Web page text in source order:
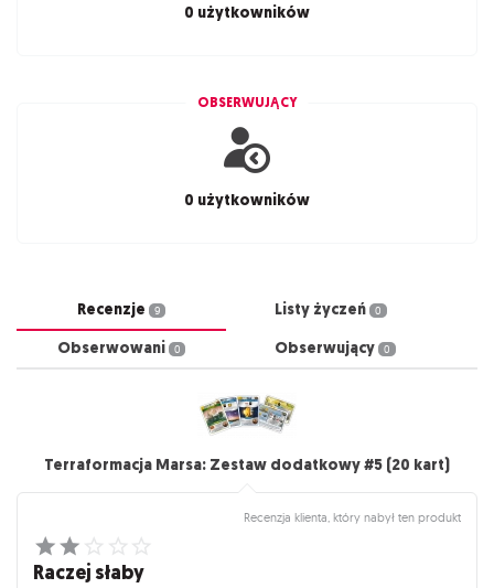
0 użytkowników
OBSERWUJĄCY
0 użytkowników
Recenzje 9 Listy życzeń 0
Obserwowani 0 Obserwujący 0
Terraformacja Marsa: Zestaw dodatkowy #5 (20 kart)
Recenzja klienta, który nabył ten produkt
Raczej słaby